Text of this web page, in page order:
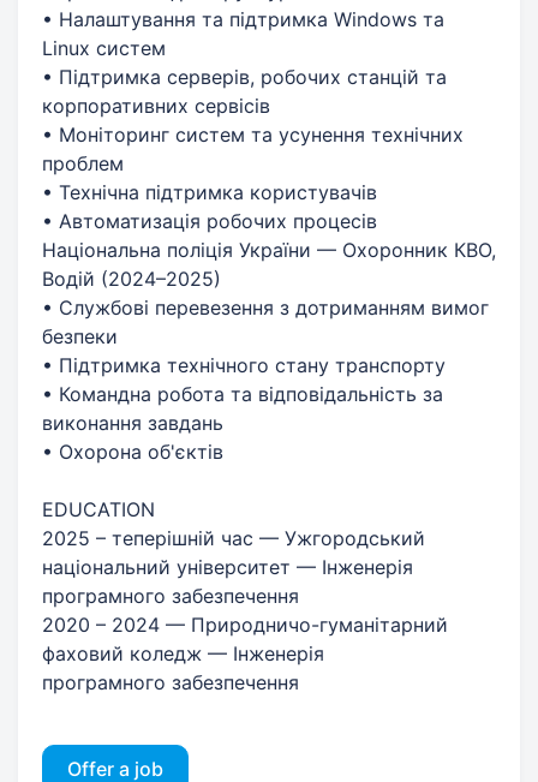
• Налаштування та підтримка Windows та
Linux систем
• Підтримка серверів, робочих станцій та
корпоративних сервісів
• Моніторинг систем та усунення технічних
проблем
• Технічна підтримка користувачів
• Автоматизація робочих процесів
Національна поліція України — Охоронник КВО,
Водій (2024–2025)
• Службові перевезення з дотриманням вимог
безпеки
• Підтримка технічного стану транспорту
• Командна робота та відповідальність за
виконання завдань
• Охорона об'єктів
EDUCATION
2025 – теперішній час — Ужгородський
національний університет — Інженерія
програмного забезпечення
2020 – 2024 — Природничо-гуманітарний
фаховий коледж — Інженерія
програмного забезпечення
Offer a job